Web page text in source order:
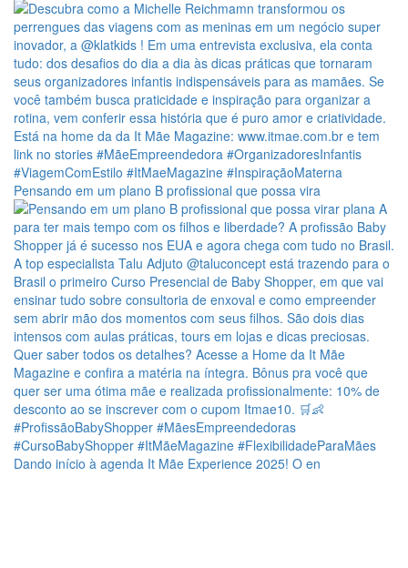
Pensando em um plano B profissional que possa vira
Dando início à agenda It Mãe Experience 2025! O en